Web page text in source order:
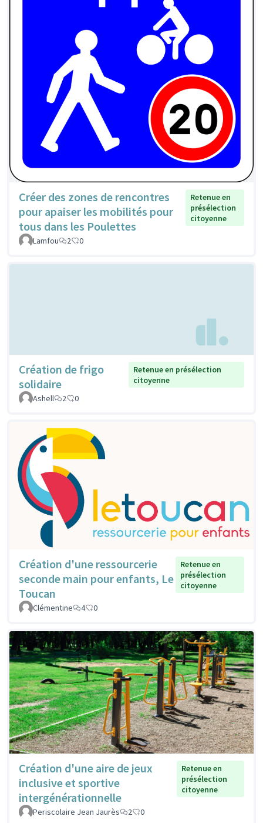
Créer des zones de rencontres
pour apaiser les mobilités pour
tous dans les Poulettes
Retenue en
présélection
citoyenne
Lamfou 2 0
Création de frigo
solidaire
Retenue en présélection
citoyenne
Ashell
2 0
Création d'une ressourcerie
seconde main pour enfants, Le
Toucan
Retenue en
présélection
citoyenne
Clémentine 4 0
Création d'une aire de jeux
inclusive et sportive
intergénérationnelle
Retenue en
présélection
citoyenne
Periscolaire Jean Jaurès 2 0